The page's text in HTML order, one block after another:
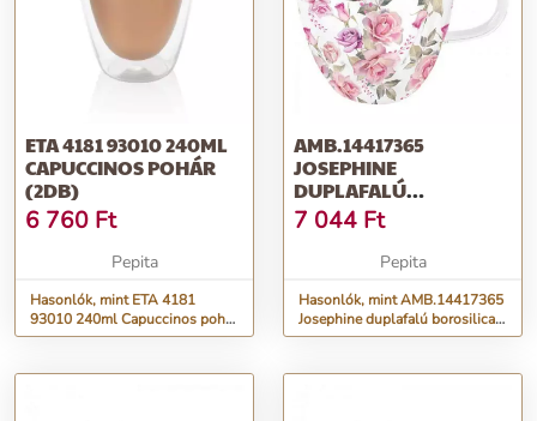
ETA 4181 93010 240ML
CAPUCCINOS POHÁR
(2DB)
6 760 Ft
Pepita
Hasonlók, mint ETA 4181
93010 240ml Capuccinos pohár
(2db)
AMB.14417365
JOSEPHINE
DUPLAFALÚ
BOROSILICATE
ÜVEGCSÉSZE 0,25L
7 044 Ft
Pepita
Hasonlók, mint AMB.14417365
Josephine duplafalú borosilicate
üvegcsésze 0,25L